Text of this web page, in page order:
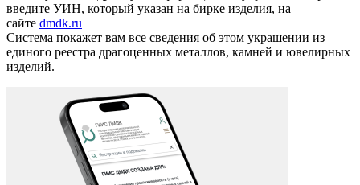
введите УИН, который указан на бирке изделия, на
сайте dmdk.ru
Система покажет вам все сведения об этом украшении из
единого реестра драгоценных металлов, камней и ювелирных
изделий.